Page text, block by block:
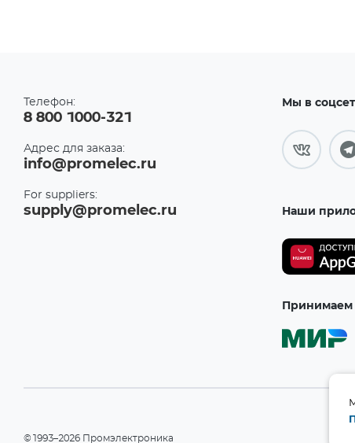
Телефон:
8 800 1000-321
Адрес для заказа:
info@promelec.ru
For suppliers:
supply@promelec.ru
Мы в
Наши
Принимаем
©1993–2026 Промэлектроника